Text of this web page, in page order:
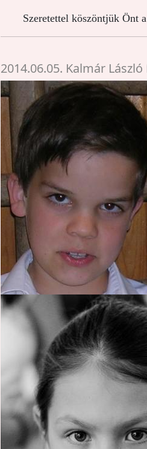
Szeretettel köszöntjük Önt
2014.06.05. Kalmár